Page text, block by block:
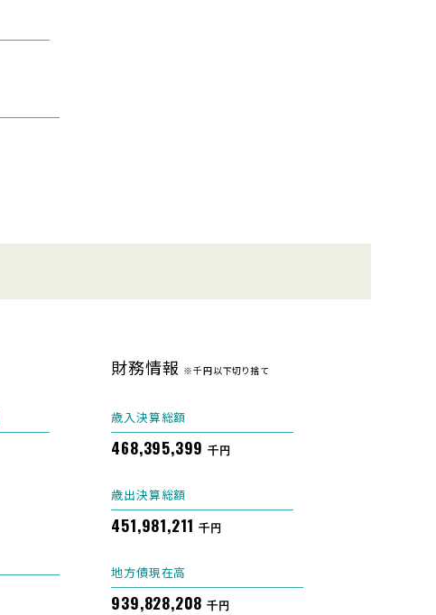
財務情報 ※千円以下切り捨て
歳入決算総額
468,395,399 千円
歳出決算総額
451,981,211 千円
地方債現在高
939,828,208 千円